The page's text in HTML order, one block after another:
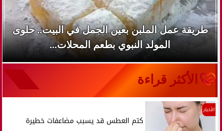
طريقة عمل الملبن بعين الجمل في البيت.. حلوى
المولد النبوي بطعم المحلات...
الأكثر قراءة
الأخبار
كتم العطس قد يسبب مضاعفات خطيرة